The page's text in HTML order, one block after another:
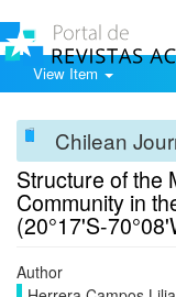
View Item
Chilean
Structure of the
Community in
(20°17'S-
Author